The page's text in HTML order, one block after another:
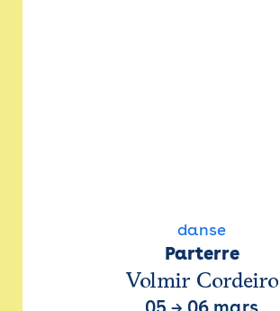
danse
Parterre
Volmir Cordeiro